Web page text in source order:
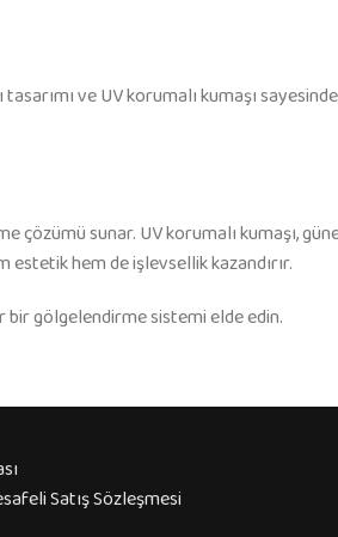
ve UV korumalı kumaşı
sunar. UV korumalı kumaşı,
estetik hem de işlevsellik kazandırır.
bir gölgelendirme sistemi elde edin.
Satış Sözleşmesi